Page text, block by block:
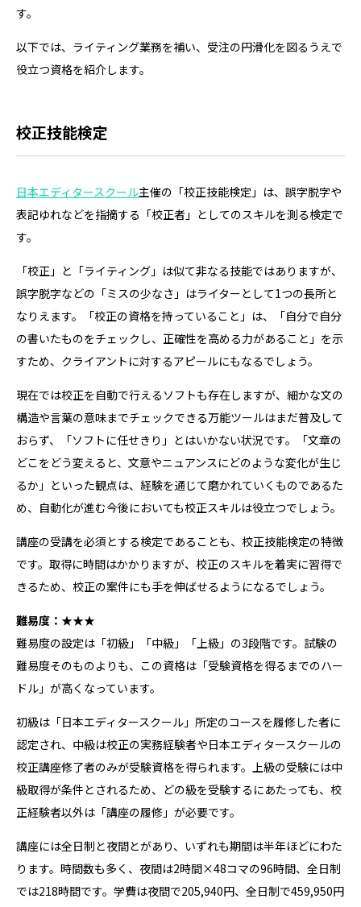
す。
以下では、ライティング業務を補い、受注の円滑化を図るうえで
役立つ資格を紹介します。
校正技能検定
日本エディタースクール主催の「校正技能検定」は、誤字脱字や
表記ゆれなどを指摘する「校正者」としてのスキルを測る検定で
す。
「校正」と「ライティング」は似て非なる技能ではありますが、
誤字脱字などの「ミスの少なさ」はライターとして1つの長所と
なりえます。「校正の資格を持っていること」は、「自分で自分
の書いたものをチェックし、正確性を高める力があること」を示
すため、クライアントに対するアピールにもなるでしょう。
現在では校正を自動で行えるソフトも存在しますが、細かな文の
構造や言葉の意味までチェックできる万能ツールはまだ普及して
おらず、「ソフトに任せきり」とはいかない状況です。「文章の
どこをどう変えると、文意やニュアンスにどのような変化が生じ
るか」といった観点は、経験を通じて磨かれていくものであるた
め、自動化が進む今後においても校正スキルは役立つでしょう。
講座の受講を必須とする検定であることも、校正技能検定の特徴
です。取得に時間はかかりますが、校正のスキルを着実に習得で
きるため、校正の案件にも手を伸ばせるようになるでしょう。
難易度：★★★
難易度の設定は「初級」「中級」「上級」の3段階です。試験の
難易度そのものよりも、この資格は「受験資格を得るまでのハー
ドル」が高くなっています。
初級は「日本エディタースクール」所定のコースを履修した者に
認定され、中級は校正の実務経験者や日本エディタースクールの
校正講座修了者のみが受験資格を得られます。上級の受験には中
級取得が条件とされるため、どの級を受験するにあたっても、校
正経験者以外は「講座の履修」が必要です。
講座には全日制と夜間とがあり、いずれも期間は半年ほどにわた
ります。時間数も多く、夜間は2時間×48コマの96時間、全日制
では218時間です。学費は夜間で205,940円、全日制で459,950円